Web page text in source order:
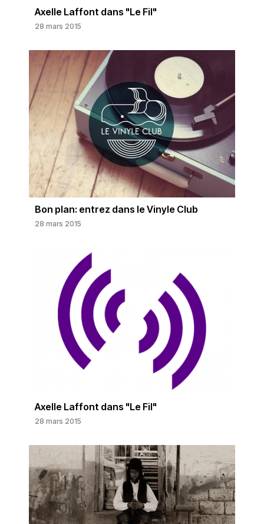
Axelle Laffont dans "Le Fil"
28 mars 2015
Bon plan: entrez dans le Vinyle Club
28 mars 2015
Axelle Laffont dans "Le Fil"
28 mars 2015